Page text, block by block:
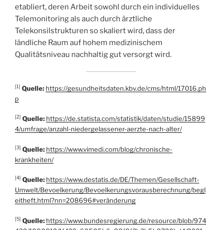
etabliert, deren Arbeit sowohl durch ein individuelles
Telemonitoring als auch durch ärztliche
Telekonsilstrukturen so skaliert wird, dass der
ländliche Raum auf hohem medizinischem
Qualitätsniveau nachhaltig gut versorgt wird.
[1] Quelle: https://gesundheitsdaten.kbv.de/cms/html/17016.ph
p
[2] Quelle: https://de.statista.com/statistik/daten/studie/15899
4/umfrage/anzahl-niedergelassener-aerzte-nach-alter/
[3] Quelle: https://www.vimedi.com/blog/chronische-
krankheiten/
[4] Quelle: https://www.destatis.de/DE/Themen/Gesellschaft-
Umwelt/Bevoelkerung/Bevoelkerungsvorausberechnung/begl
eitheft.html?nn=208696#veränderung
[5] Quelle: https://www.bundesregierung.de/resource/blob/974